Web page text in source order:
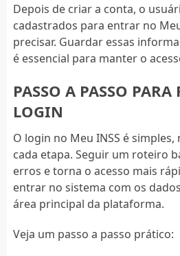
Depois de criar a conta, o
cadastrados para entrar no
precisar. Guardar essas
é essencial para manter o
PASSO A PASSO
LOGIN
O login no Meu INSS é
cada etapa. Seguir um roteiro
erros e torna o acesso mais
entrar no sistema com os
área principal da plataforma.
Veja um passo a passo prático: